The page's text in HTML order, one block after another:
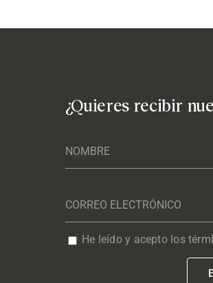
¿Quieres recibir
He leído y acepto los